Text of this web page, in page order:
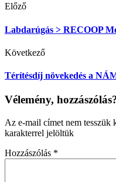
Előző
Labdarúgás > RECOOP
Következő
Térítésdíj növekedés a
Vélemény,
Az e-mail címet nem tesszük
karakterrel jelöltük
Hozzászólás *